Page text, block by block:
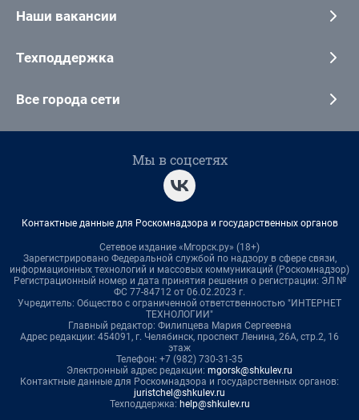
Наши вакансии
Техподдержка
Все города сети
Мы в соцсетях
Контактные данные для Роскомнадзора и государственных органов
Сетевое издание «Мгорск.ру» (18+)
Зарегистрировано Федеральной службой по надзору в сфере связи,
информационных технологий и массовых коммуникаций (Роскомнадзор)
Регистрационный номер и дата принятия решения о регистрации: ЭЛ №
ФС 77-84712 от 06.02.2023 г.
Учредитель: Общество с ограниченной ответственностью "ИНТЕРНЕТ
ТЕХНОЛОГИИ"
Главный редактор: Филипцева Мария Сергеевна
Адрес редакции: 454091, г. Челябинск, проспект Ленина, 26А, стр.2, 16
этаж
Телефон: +7 (982) 730-31-35
Электронный адрес редакции: mgorsk@shkulev.ru
Контактные данные для Роскомнадзора и государственных органов:
juristchel@shkulev.ru
Техподдержка: help@shkulev.ru